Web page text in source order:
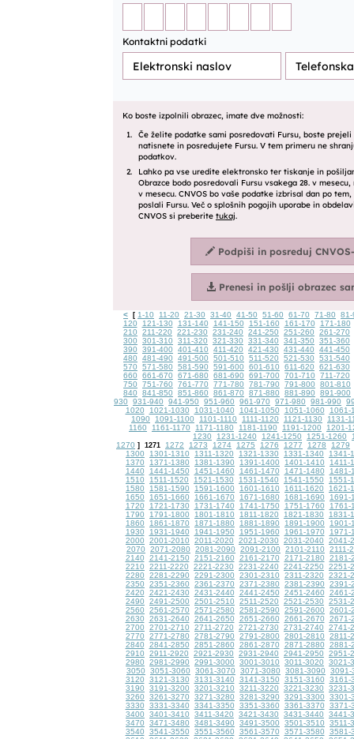
< [ 1-10 11-20 21-30 31-40 41-50 51-60 61-70 71-80
81-
120
121-130 131-140 141-150 151-160 161-170
171-180
210
211-220 221-230 231-240 241-250 251-260
261-270
300
301-310 311-320 321-330 331-340 341-350
351-360
390
391-400 401-410 411-420 421-430 431-440
441-450
480
481-490 491-500 501-510 511-520 521-530
531-540
570
571-580 581-590 591-600 601-610 611-620
621-630
660
661-670 671-680 681-690 691-700 701-710
711-720
750
751-760 761-770 771-780 781-790 791-800
801-810
840
841-850 851-860 861-870 871-880 881-890
891-900
930
931-940 941-950 951-960 961-970 971-980 981-990
1020
1021-1030 1031-1040 1041-1050 1051-1060
1061-
1090
1091-1100 1101-1110 1111-1120 1121-1130
1131-
1160
1161-1170 1171-1180 1181-1190 1191-1200
1201-
1230
1231-1240 1241-1250 1251-1260
1270 ] 1271 1272 1273 1274 1275 1276 1277 1278
1279
1300
1301-1310 1311-1320 1321-1330 1331-1340
1341-
1370
1371-1380 1381-1390 1391-1400 1401-1410
1411-
1440
1441-1450 1451-1460 1461-1470 1471-1480
1481-
1510
1511-1520 1521-1530 1531-1540 1541-1550
1551-
1580
1581-1590 1591-1600 1601-1610 1611-1620
1621-
1650
1651-1660 1661-1670 1671-1680 1681-1690
1691-
1720
1721-1730 1731-1740 1741-1750 1751-1760
1761-
1790
1791-1800 1801-1810 1811-1820 1821-1830
1831-
1860
1861-1870 1871-1880 1881-1890 1891-1900
1901-
1930
1931-1940 1941-1950 1951-1960 1961-1970
1971-
2000
2001-2010 2011-2020 2021-2030 2031-2040
2041-
2070
2071-2080 2081-2090 2091-2100 2101-2110
2111-
2140
2141-2150 2151-2160 2161-2170 2171-2180
2181-
2210
2211-2220 2221-2230 2231-2240 2241-2250
2251-
2280
2281-2290 2291-2300 2301-2310 2311-2320
2321-
2350
2351-2360 2361-2370 2371-2380 2381-2390
2391-
2420
2421-2430 2431-2440 2441-2450 2451-2460
2461-
2490
2491-2500 2501-2510 2511-2520 2521-2530
2531-
2560
2561-2570 2571-2580 2581-2590 2591-2600
2601-
2630
2631-2640 2641-2650 2651-2660 2661-2670
2671-
2700
2701-2710 2711-2720 2721-2730 2731-2740
2741-
2770
2771-2780 2781-2790 2791-2800 2801-2810
2811-
2840
2841-2850 2851-2860 2861-2870 2871-2880
2881-
2910
2911-2920 2921-2930 2931-2940 2941-2950
2951-
2980
2981-2990 2991-3000 3001-3010 3011-3020
3021-
3050
3051-3060 3061-3070 3071-3080 3081-3090
3091-
3120
3121-3130 3131-3140 3141-3150 3151-3160
3161-
3190
3191-3200 3201-3210 3211-3220 3221-3230
3231-
3260
3261-3270 3271-3280 3281-3290 3291-3300
3301-
3330
3331-3340 3341-3350 3351-3360 3361-3370
3371-
3400
3401-3410 3411-3420 3421-3430 3431-3440
3441-
3470
3471-3480 3481-3490 3491-3500 3501-3510
3511-
3540
3541-3550 3551-3560 3561-3570 3571-3580
3581-